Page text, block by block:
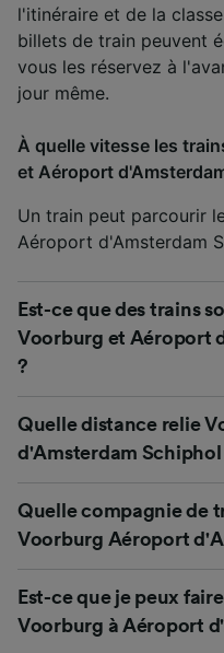
l'itinéraire et de la
billets de train peuvent
vous les réservez à
jour même.
À quelle vitesse les
et Aéroport
Un train peut parcourir
Aéroport d'Amsterdam
Est-ce que des trains
Voorburg et Aéroport
?
Quelle distance relie
d'Amsterdam Schiphol
Quelle compagnie de
Voorburg Aéroport
Est-ce que je peux
Voorburg à Aéroport